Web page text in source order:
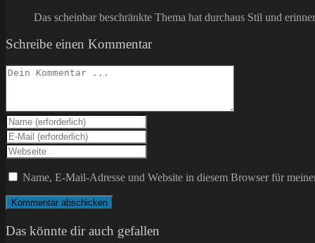
Das scheinbar beschränkte Thema hat durchaus Stil und
Schreibe einen Kommentar
Kommentieren
Gib
deinen
Namen
oder
Benutzernamen
zum
Kommentieren
ein
Gib
deine
E-
Mail-
Adresse
zum
Kommentieren
Gib
deine
Website-
ein
(optional)
Name, E-Mail-Adresse und Website in diesem Browser für
Das könnte dir auch gefallen